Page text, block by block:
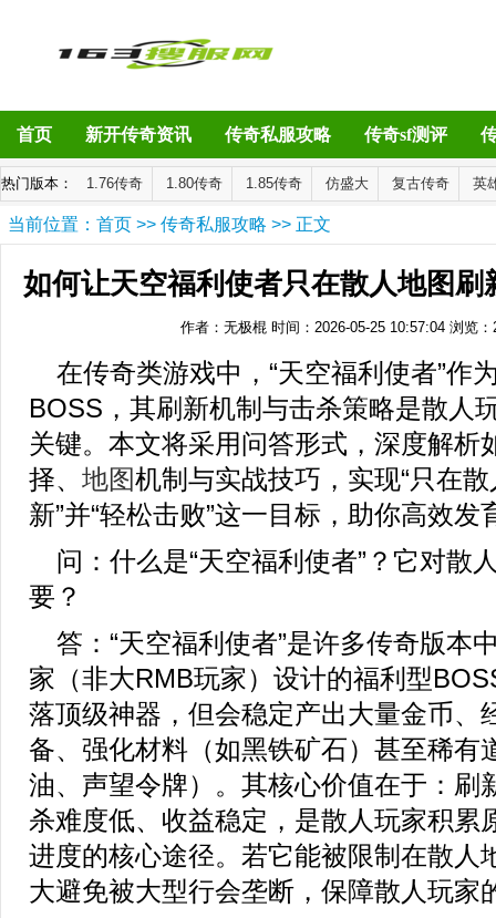
首页 新开传奇资讯 传奇私服攻略 传奇sf测评
热门版本： 1.76传奇 1.80传奇 1.85传奇 仿盛大 复古传奇 英
当前位置： 首页 >> 传奇私服攻略 >> 正文
如何让天空福利使者只在散人地图刷
作者：无极棍 时间：2026-05-25 10:57:04 浏览：
在传奇类游戏中，“天空福利使者”作
BOSS，其刷新机制与击杀策略是散人
关键。本文将采用问答形式，深度解析
择、 地图机制与实战技巧，实现“只在
新”并“轻松击败”这一目标，助你高效发
问：什么是“天空福利使者”？它对散
要？
答：“天空福利使者”是许多传奇版本
家（非大RMB玩家）设计的福利型
落顶级神器，但会稳定产出大量金币、
备、强化材料（如黑铁矿石）甚至稀有
油、声望令牌）。其核心价值在于：刷
杀难度低、收益稳定，是散人玩家积累
进度的核心途径。若它能被限制在散人
大避免被大型行会垄断，保障散人玩家